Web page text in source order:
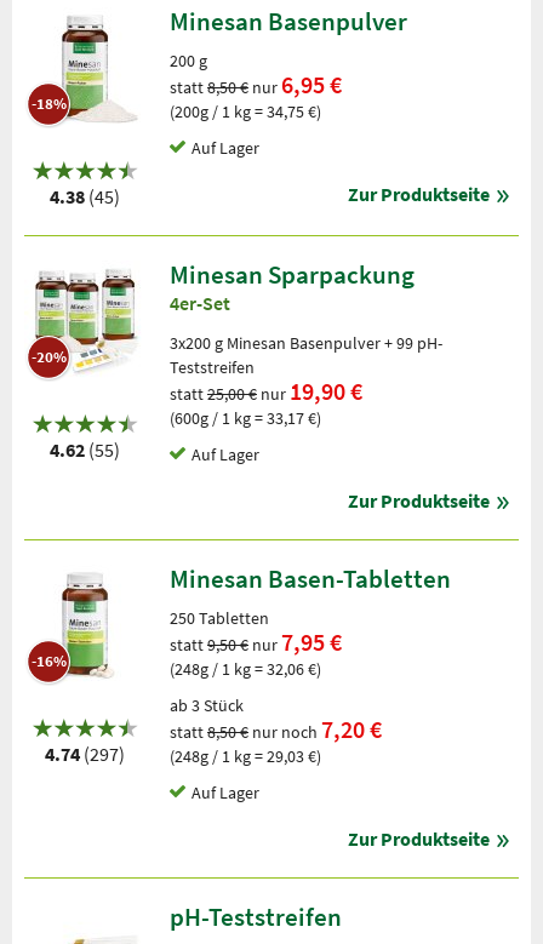
-18%
4.38 (45)
Minesan Basenpulver
200 g
statt8,50 € nur6,95 €
(200g / 1 kg = 34,75 €)
Auf Lager
Zur Produktseite
-20%
4.62 (55)
Minesan Sparpackung
4er-Set
3x200 g Minesan Basenpulver + 99 pH-
Teststreifen
statt25,00 € nur 19,90 €
(600g / 1 kg = 33,17 €)
Auf Lager
Zur Produktseite
-16%
4.74 (297)
Minesan Basen-Tabletten
250 Tabletten
statt9,50 € nur7,95 €
(248g / 1 kg = 32,06 €)
ab 3 Stück
statt8,50 € nur noch 7,20 €
(248g / 1 kg = 29,03 €)
Auf Lager
Zur Produktseite
pH-Teststreifen